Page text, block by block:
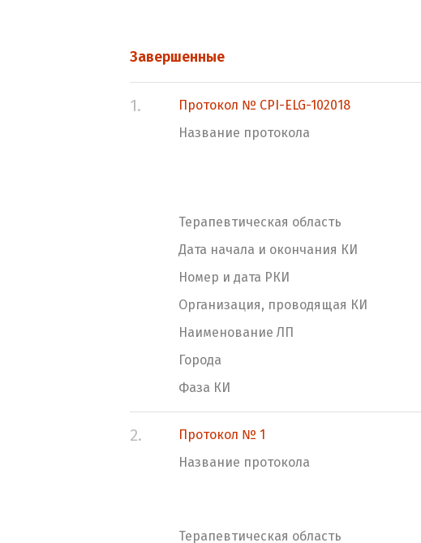
Завершенные
1.
Протокол № CPI-ELG-102018
Название протокола
Терапевтическая область
Дата начала и окончания КИ
Номер и дата РКИ
Организация, проводящая КИ
Наименование ЛП
Города
Фаза КИ
2.
Протокол № 1
Название протокола
Терапевтическая область